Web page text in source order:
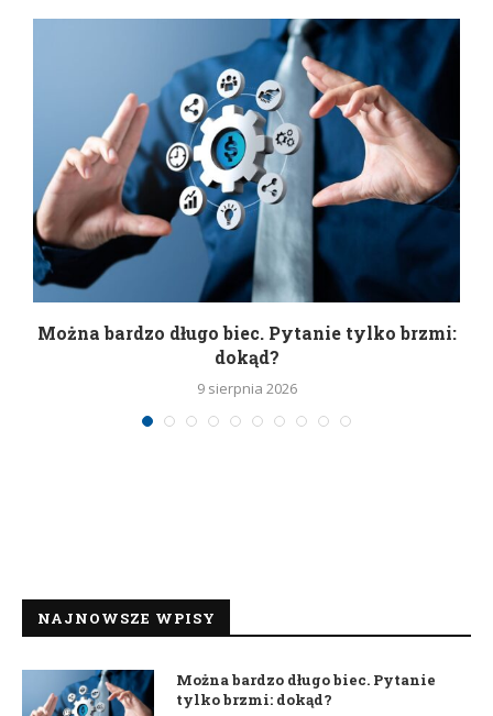
Można bardzo długo biec. Pytanie tylko brzmi:
dokąd?
9 sierpnia 2026
NAJNOWSZE WPISY
Można bardzo długo biec. Pytanie
tylko brzmi: dokąd?